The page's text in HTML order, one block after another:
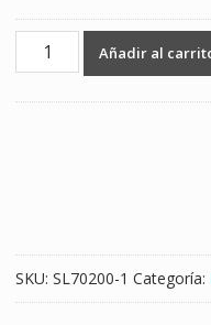
Batería
nueva
Añadir al
SKU: SL70200-1 Categoría: